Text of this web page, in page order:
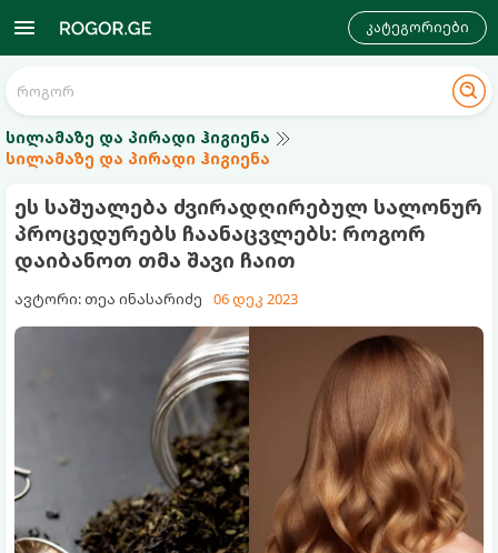
კატეგორიები
სილამაზე და პირადი ჰიგიენა
სილამაზე და პირადი ჰიგიენა
ეს საშუალება ძვირადღირებულ სალონურ
პროცედურებს ჩაანაცვლებს: როგორ
დაიბანოთ თმა შავი ჩაით
ავტორი: თეა ინასარიძე 06 დეკ 2023